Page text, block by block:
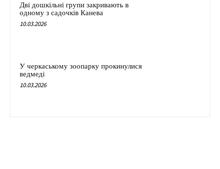
Дві дошкільні групи закривають в
одному з садочків Канева
10.03.2026
У черкаському зоопарку прокинулися
ведмеді
10.03.2026